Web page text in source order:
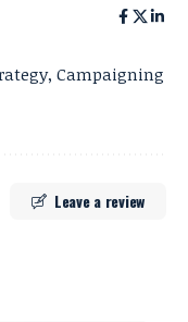
Campaigning
Leave a review